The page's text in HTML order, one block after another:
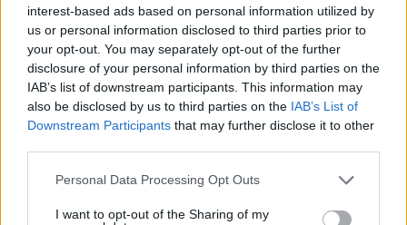
interest-based ads based on personal information utilized by
us or personal information disclosed to third parties prior to
your opt-out. You may separately opt-out of the further
disclosure of your personal information by third parties on the
IAB’s list of downstream participants. This information may
also be disclosed by us to third parties on the IAB’s List of
Downstream Participants that may further disclose it to other
Please note that this website/app uses one or more Google
not limited to your visit or usage behaviour. You may click to
Personal Data Processing Opt Outs
I want to opt-out of the Sharing of my
Μπρίτον: «Την πρώτη φορά; Ναι, φαντάζομαι
ότι είχα. Δηλαδή σίγουρα είχα. Και
αισθανόμουν κάπως άσχημα μετά, αλλά αυτό
πέρασε γρήγορα και σκότωσα έναν άλλον μια
εβδομάδα αργότερα. Με εκείνον δεν ένιωσα
τύψεις. Και μετά ακολούθησε κι άλλος, κι
άλλος».